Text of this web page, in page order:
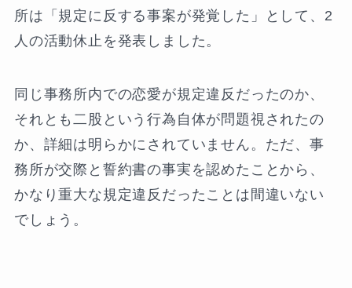
所は「規定に反する事案が発覚した」として、2
人の活動休止を発表しました。
同じ事務所内での恋愛が規定違反だったのか、
それとも二股という行為自体が問題視されたの
か、詳細は明らかにされていません。ただ、事
務所が交際と誓約書の事実を認めたことから、
かなり重大な規定違反だったことは間違いない
でしょう。